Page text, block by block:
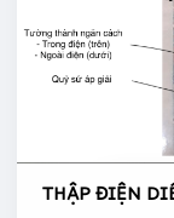
THẬP ĐIỆN